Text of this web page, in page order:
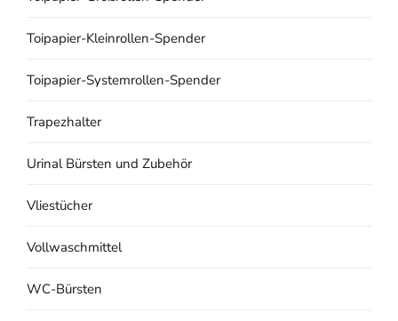
Toipapier-Kleinrollen-Spender
Toipapier-Systemrollen-Spender
Trapezhalter
Urinal Bürsten und Zubehör
Vliestücher
Vollwaschmittel
WC-Bürsten